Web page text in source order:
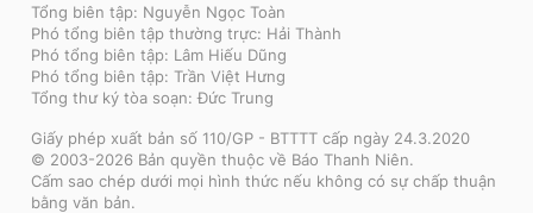
Tổng biên tập: Nguyễn Ngọc Toàn
Phó tổng biên tập thường trực: Hải Thành
Phó tổng biên tập: Lâm Hiếu Dũng
Phó tổng biên tập: Trần Việt Hưng
Tổng thư ký tòa soạn: Đức Trung
Giấy phép xuất bản số 110/GP - BTTTT cấp ngày 24.3.2020
© 2003-2026 Bản quyền thuộc về Báo Thanh Niên.
Cấm sao chép dưới mọi hình thức nếu không có sự chấp thuận
bằng văn bản.